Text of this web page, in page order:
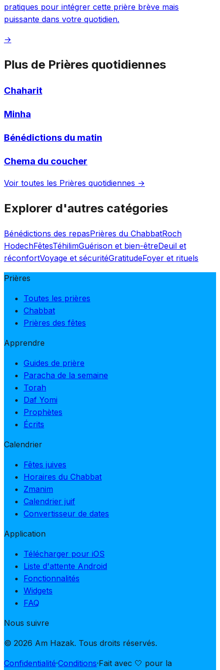
pratiques pour intégrer cette prière brève mais
puissante dans votre quotidien.
→
Plus de Prières quotidiennes
Chaharit
Minha
Bénédictions du matin
Chema du coucher
Voir toutes les Prières quotidiennes →
Explorer d'autres catégories
Bénédictions des repasPrières du ChabbatRoch
HodechFêtesTéhilimGuérison et bien-êtreDeuil et
réconfortVoyage et sécuritéGratitudeFoyer et rituels
Prières
Toutes les prières
Chabbat
Prières des fêtes
Apprendre
Guides de prière
Paracha de la semaine
Torah
Daf Yomi
Prophètes
Écrits
Calendrier
Fêtes juives
Horaires du Chabbat
Zmanim
Calendrier juif
Convertisseur de dates
Application
Télécharger pour iOS
Liste d'attente Android
Fonctionnalités
Widgets
FAQ
Nous suivre
© 2026 Am Hazak. Tous droits réservés.
Confidentialité·Conditions·Fait avec 🤍 pour la